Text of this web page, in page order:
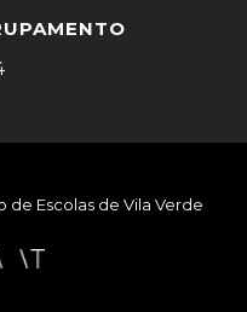
Escolas de Vila Verde